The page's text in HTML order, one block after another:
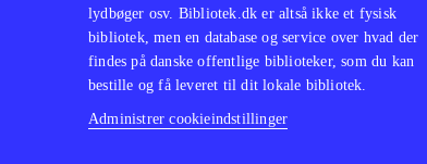
lydbøger osv. Bibliotek.dk er altså ikke et fysisk
bibliotek, men en database og service over hvad der
findes på danske offentlige biblioteker, som du kan
bestille og få leveret til dit lokale bibliotek.
Administrer cookieindstillinger